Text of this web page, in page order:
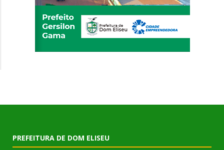
PREFEITURA DE DOM ELISEU